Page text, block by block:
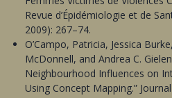
Revue d’Épidémiologie et de
2009): 267–74.
O’Campo, Patricia, Jessica
McDonnell, and Andrea C.
Neighbourhood Influences on
Using Concept Mapping.”